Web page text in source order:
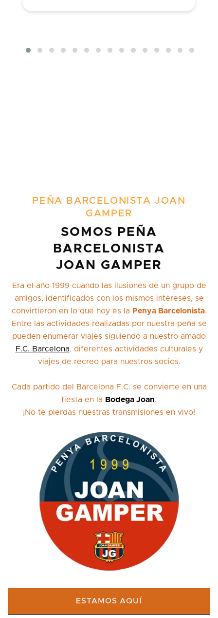
PEÑA BARCELONISTA JOAN
GAMPER
SOMOS PEÑA
BARCELONISTA
JOAN GAMPER
Era el año 1999 cuando las ilusiones de un grupo de
amigos, identificados con los mismos intereses, se
convirtieron en lo que hoy es la Penya Barcelonista.
Entre las actividades realizadas por nuestra peña se
pueden enumerar viajes siguiendo a nuestro amado
F.C. Barcelona, diferentes actividades culturales y
viajes de recreo para nuestros socios.
Cada partido del Barcelona F.C. se convierte en una
fiesta en la Bodega Joan.
¡No te pierdas nuestras transmisiones en vivo!
ESTAMOS AQU´Í